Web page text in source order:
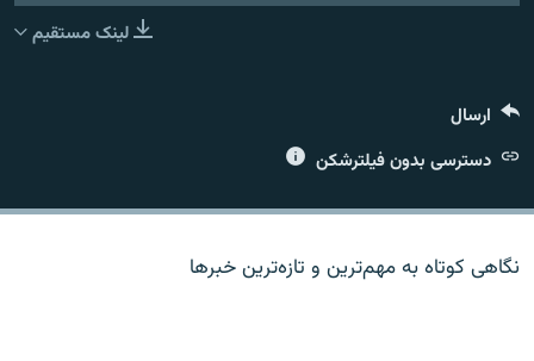
لینک مستقیم
ارسال
دسترسی بدون فیلترشکن
نگاهی کوتاه به مهم‌ترين و تازه‌ترين خبرها